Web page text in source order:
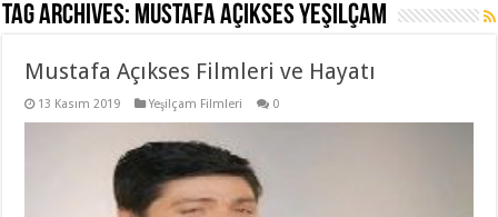
Tag Archives: Mustafa Açıkses yeşilçam
Mustafa Açıkses Filmleri ve Hayatı
13 Kasım 2019 Yeşilçam Filmleri 0